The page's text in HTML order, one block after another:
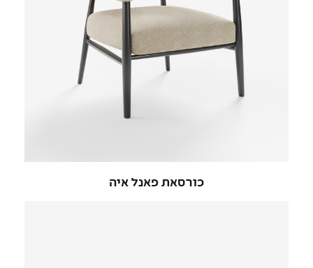
כורסאת פאנל איה